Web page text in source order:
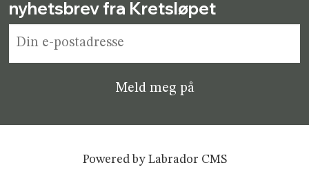
nyhetsbrev fra Kretsløpet
Powered by Labrador CMS